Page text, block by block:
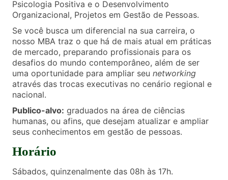
Psicologia Positiva e o Desenvolvimento
Organizacional, Projetos em Gestão de Pessoas.
Se você busca um diferencial na sua carreira, o
nosso MBA traz o que há de mais atual em práticas
de mercado, preparando profissionais para os
desafios do mundo contemporâneo, além de ser
uma oportunidade para ampliar seu networking
através das trocas executivas no cenário regional e
nacional.
Publico-alvo: graduados na área de ciências
humanas, ou afins, que desejam atualizar e ampliar
seus conhecimentos em gestão de pessoas.
Horário
Sábados, quinzenalmente das 08h às 17h.